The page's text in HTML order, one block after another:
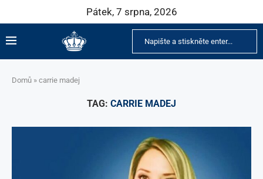
Pátek, 7 srpna, 2026
Domů » carrie madej
TAG: CARRIE MADEJ